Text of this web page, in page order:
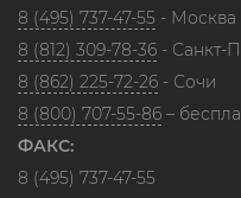
8 (495) 737-47-55 - Москва
8 (812) 309-78-36 - Санкт-
8 (862) 225-72-26 - Сочи
8 (800) 707-55-86 –
ФАКС:
8 (495) 737-47-55